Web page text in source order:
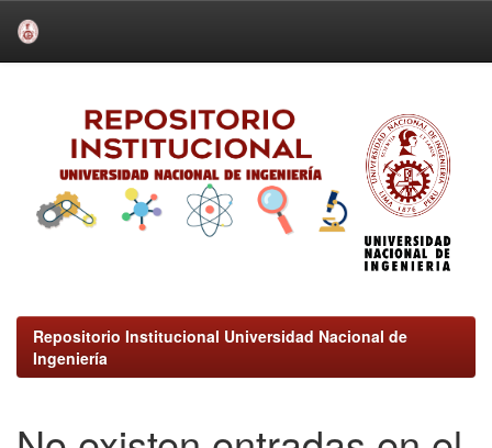
Repositorio Institucional Universidad Nacional de
Ingeniería